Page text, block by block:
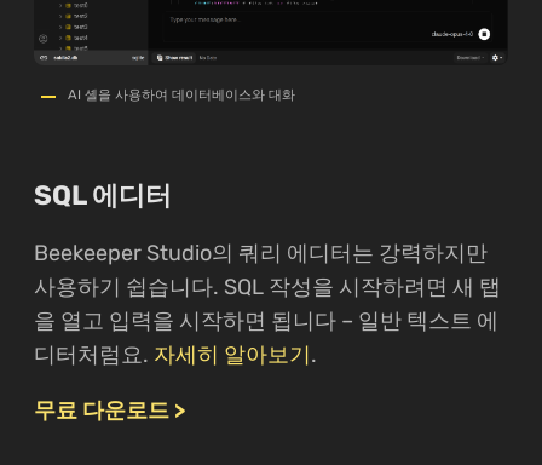
AI 셸을 사용하여 데이터베이스와 대화
SQL 에디터
Beekeeper Studio의 쿼리 에디터는 강력하지만
사용하기 쉽습니다. SQL 작성을 시작하려면 새 탭
을 열고 입력을 시작하면 됩니다 – 일반 텍스트 에
디터처럼요. 자세히 알아보기.
무료 다운로드 >